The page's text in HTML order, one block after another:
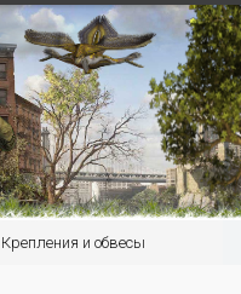
Крепления и обвесы